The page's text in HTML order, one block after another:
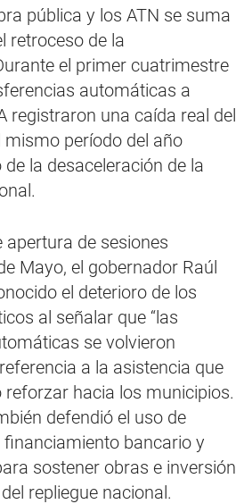
pública y los ATN se suma
retroceso de la
el primer cuatrimestre
automáticas a
registraron una caída real del
mismo período del año
la desaceleración de la
apertura de sesiones
Mayo, el gobernador Raúl
el deterioro de los
al señalar que “las
se volvieron
a la asistencia que
reforzar hacia los municipios.
defendió el uso de
bancario y
sostener obras e inversión
repliegue nacional.